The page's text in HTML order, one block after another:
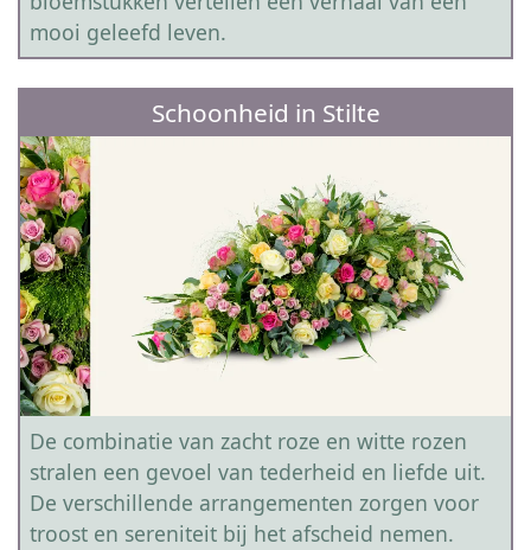
mooi geleefd leven.
Schoonheid in Stilte
De combinatie van zacht roze en witte rozen
stralen een gevoel van tederheid en liefde uit.
De verschillende arrangementen zorgen voor
troost en sereniteit bij het afscheid nemen.